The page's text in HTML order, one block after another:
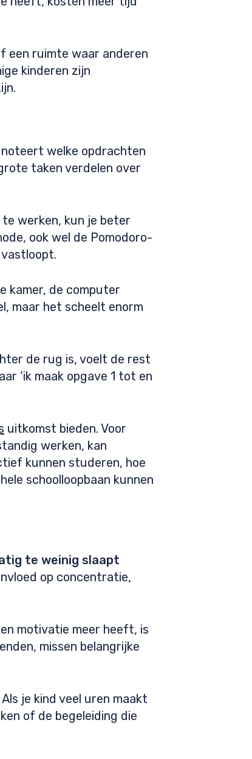
een ruimte waar anderen
kinderen zijn
welke opdrachten
taken verdelen over
werken, kun je beter
ook wel de Pomodoro-
kamer, de computer
maar het scheelt enorm
de rug is, voelt de rest
‘ik maak opgave 1 tot en
uitkomst bieden. Voor
werken, kan
kunnen studeren, hoe
schoolloopbaan kunnen
te weinig slaapt
op concentratie,
motivatie meer heeft, is
missen belangrijke
je kind veel uren maakt
of de begeleiding die